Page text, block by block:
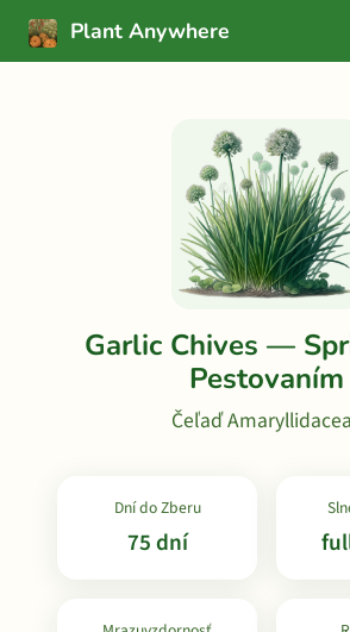
Plant Anywhere
Garlic Chives —
Pestovaním
Čeľaď
Dní do Zberu
75 dní